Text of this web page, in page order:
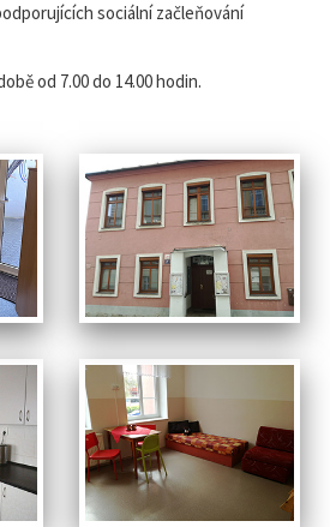
sociální začleňování
od 7.00 do 14.00 hodin.